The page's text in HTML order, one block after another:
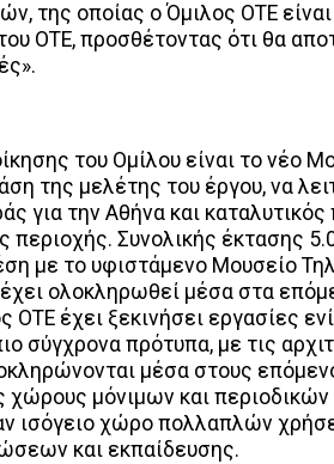
της οποίας ο Όμιλος ΟΤΕ
ΟΤΕ, προσθέτοντας ότι θα
του Ομίλου είναι το νέο
της μελέτης του έργου, να
για την Αθήνα και
περιοχής. Συνολικής έκτασης
με το υφιστάμενο Μουσείο
ολοκληρωθεί μέσα στα
ΟΤΕ έχει ξεκινήσει εργασίες
σύγχρονα πρότυπα, με τις
μέσα στους
χώρους μόνιμων και
ισόγειο χώρο πολλαπλών
και εκπαίδευσης.